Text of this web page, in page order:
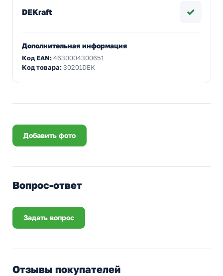
DEKraft ✓
Дополнительная информация
Код EAN:4630004300651
Код товара:30201DEK
Добавить фото
Вопрос-ответ
Задать вопрос
Отзывы покупателей